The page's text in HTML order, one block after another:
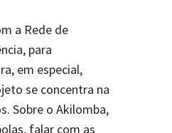
a Rede de
para
em especial,
se concentra na
Sobre o Akilomba,
falar com as